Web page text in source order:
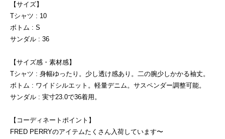
【サイズ】
Tシャツ : 10
ボトム : S
サンダル : 36
【サイズ感・素材感】
Tシャツ : 身幅ゆったり。少し透け感あり。二の腕少しかかる袖丈。
ボトム : ワイドシルエット。軽量デニム。サスペンダー調整可能。
サンダル : 実寸23.0で36着用。
【コーディネートポイント】
FRED PERRYのアイテムたくさん入荷しています〜